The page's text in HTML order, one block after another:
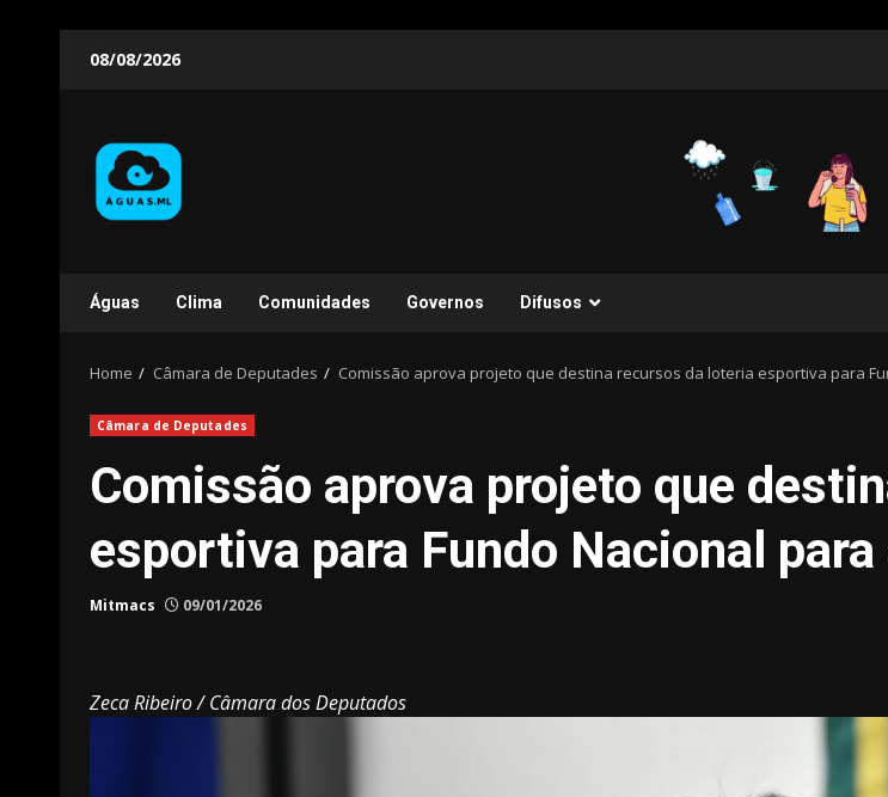
08/08/2026
Águas Clima Comunidades Governos Difusos
Home Câmara de Deputades Comissão aprova projeto que destina recursos da loteria esportiva para
Câmara de Deputades
Comissão aprova projeto que
esportiva para Fundo Nacional
Mitmacs 09/01/2026
Zeca Ribeiro / Câmara dos Deputados